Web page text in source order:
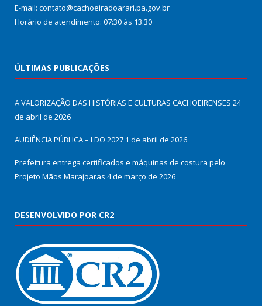
E-mail: contato@cachoeiradoarari.pa.gov.br
Horário de atendimento: 07:30 às 13:30
ÚLTIMAS PUBLICAÇÕES
A VALORIZAÇÃO DAS HISTÓRIAS E CULTURAS CACHOEIRENSES 24
de abril de 2026
AUDIÊNCIA PÚBLICA – LDO 2027 1 de abril de 2026
Prefeitura entrega certificados e máquinas de costura pelo
Projeto Mãos Marajoaras 4 de março de 2026
DESENVOLVIDO POR CR2